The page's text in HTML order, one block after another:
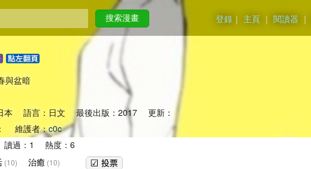
搜索漫畫 登錄 ｜ 主頁 ｜ 閱讀器 ｜
與盆暗
本 語言：日文 最後出版：2017 更新：
維護者：c0c
過：1 熱度：6
(10) 治癒 (10)